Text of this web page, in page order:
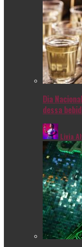
Dia
dessa
Livia